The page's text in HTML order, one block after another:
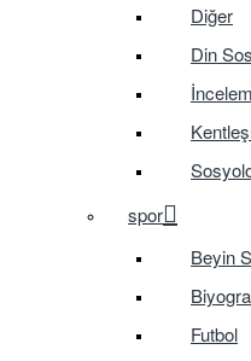
Diğer
Din
spor
Beyin
Futbol